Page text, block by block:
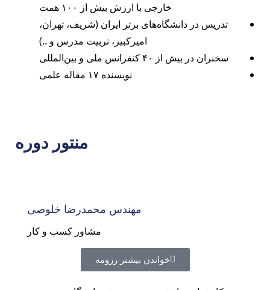
خارجی با ارزش‌ بیش از ۱۰۰ همت
تدریس در دانشگاه‌های برتر ایران (شریف، تهران،
امیرکبیر، تربیت مدرس و ..)
سخنران در بیش از ۴۰ کنفرانس ملی و بین‌المللی
نویسنده ۱۷ مقاله علمی
منتور دوره
مهندس محمدرضا خلوصی
مشاور کسب و کار
خواندن بیشتر رزومه